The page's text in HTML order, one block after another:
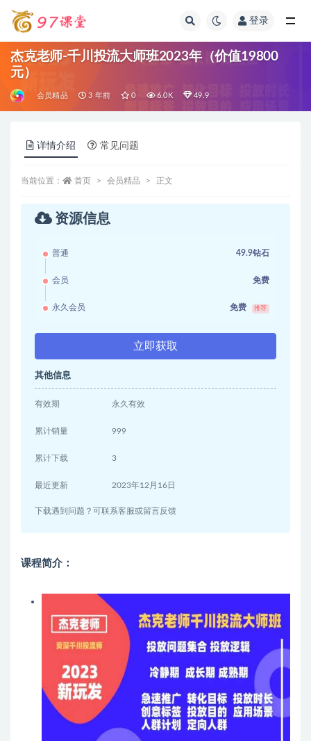
登录
杰克老师-千川投流大师班2023年（价值19800
元）
会员精品 3 年前 0 6.0K 49.9
详情介绍 常见问题
当前位置： 首页 会员精品 正文
资源信息
普通 49.9钻石
会员 免费
永久会员 免费 推荐
立即获取
其他信息
有效期 永久有效
累计销量 999
累计下载 3
最近更新 2023年12月16日
下载遇到问题？可联系客服或留言反馈
课程简介：